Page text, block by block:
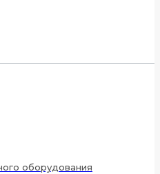
оборудования